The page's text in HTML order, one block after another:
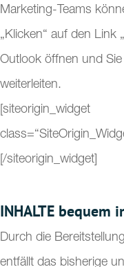
Marketing-Teams
„Klicken“ auf den Link
Outlook öffnen und
weiterleiten.
[siteorigin_widget
[/siteorigin_widget]
INHALTE bequem
Durch die
entfällt das bisherige